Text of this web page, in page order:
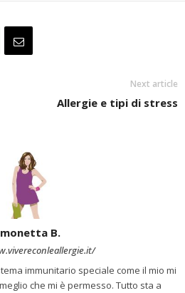
Next article
Allergie e tipi di stress
B.
immunitario speciale come il mio mi
che mi è permesso. Tutto sta a